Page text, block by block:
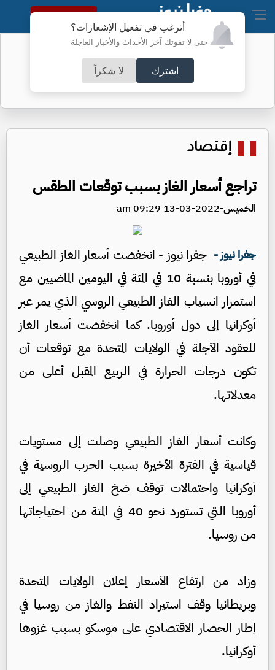
أترغب في تفعيل الإشعارات؟
حتى لا تفوتك آخر الأحداث والأخبار العاجلة
اشترك لا شكراً
النسخة الكاملة
إقتصاد
تراجع أسعار الغاز بسبب توقعات الطقس
الخميس-2022-03-13 09:29 am
جفرا نيوز - جفرا نيوز - انخفضت أسعار الغاز الطبيعي
في أوروبا بنسبة 10 في المئة في اليومين الماضيين مع
استمرار انسياب الغاز الطبيعي الروسي الذي يمر عبر
أوكرانيا إلى دول أوروبا. كما انخفضت أسعار الغاز
للعقود الآجلة في الولايات المتحدة مع توقعات أن
تكون درجات الحرارة في الربيع المقبل أعلى من
معدلاتها.
وكانت أسعار الغاز الطبيعي وصلت إلى مستويات
قياسية في الفترة الأخيرة بسبب الحرب الروسية في
أوكرانيا واحتمالات توقف ضخ الغاز الطبيعي إلى
أوروبا التي تستورد نحو 40 في المئة من احتياجاتها
من روسيا.
وزاد من ارتفاع الأسعار إعلان الولايات المتحدة
وبريطانيا وقف استيراد النفط والغاز من روسيا في
إطار الحصار الاقتصادي على موسكو بسبب غزوها
أوكرانيا.